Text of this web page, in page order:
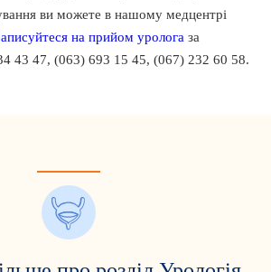
ви можете в нашому медцентрі
на прийом уролога за
43 47, (063) 693 15 45, (067) 232 60 58.